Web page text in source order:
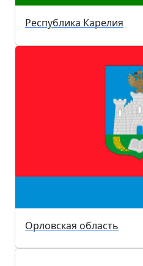
Республика Карелия
Орловская область